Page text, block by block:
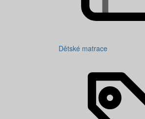
Dětské matrace